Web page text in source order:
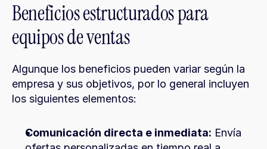
Beneficios estructurados para
equipos de ventas
Algunque los beneficios pueden variar según la
empresa y sus objetivos, por lo general incluyen
los siguientes elementos:
Comunicación directa e inmediata: Envía